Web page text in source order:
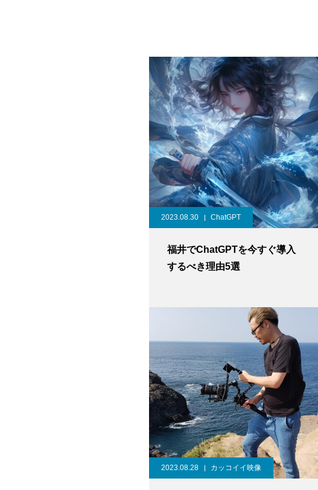
2023.08.30 ChatGPT
福井でChatGPTを今すぐ導入
するべき理由5選
2023.08.28 カッコイイ映像